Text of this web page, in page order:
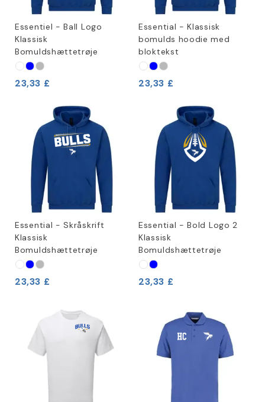
Essentiel - Ball Logo
Klassisk
Bomuldshættetrøje
23,33 £
Essential - Klassisk
bomulds hoodie med
bloktekst
23,33 £
Essential - Skråskrift
Klassisk
Bomuldshættetrøje
23,33 £
Essential - Bold Logo 2
Klassisk
Bomuldshættetrøje
23,33 £